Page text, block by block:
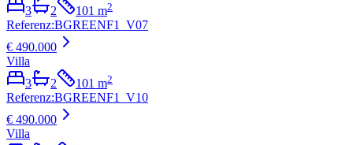
3
2 101 m2
Referenz:BGREENF1_V07
€ 490.000
Villa
3
2 101 m2
Referenz:BGREENF1_V10
€ 490.000
Villa